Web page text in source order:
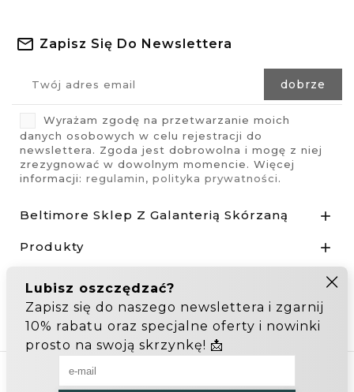
Zapisz Się Do Newslettera
Wyrażam zgodę na przetwarzanie moich
danych osobowych w celu rejestracji do
newslettera. Zgoda jest dobrowolna i mogę z niej
zrezygnować w dowolnym momencie. Więcej
informacji: regulamin, polityka prywatności.
Beltimore Sklep Z Galanterią Skórzaną 
Produkty 

Odstąp od umowy tutaj
Zakupy hurtowe: